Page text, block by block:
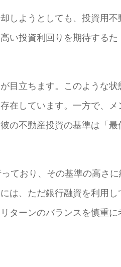
しようとしても、投資用不
い投資利回りを期待するた
目立ちます。このような状
在しています。一方で、メ
の不動産投資の基準は「最
ており、その基準の高さに
は、ただ銀行融資を利用し
ターンのバランスを慎重に